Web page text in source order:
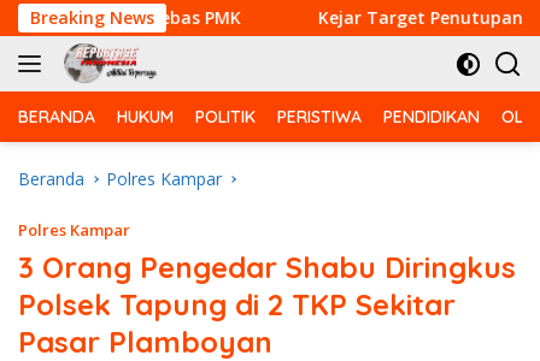
Langsung
ke
konten
Breaking News
Sapi Bebas PMK Kejar Target Penutupan TMMD
BERANDA HUKUM POLITIK PERISTIWA PENDIDIKAN
Beranda Polres Kampar
Polres Kampar
3 Orang Pengedar Shabu Diringkus
Polsek Tapung di 2 TKP Sekitar
Pasar Plamboyan